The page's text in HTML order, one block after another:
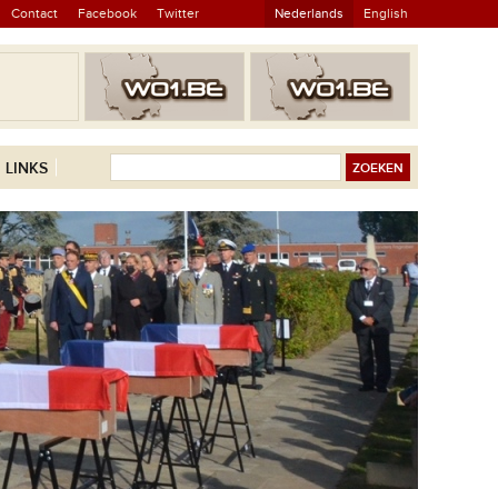
Contact Facebook Twitter Nederlands English
LINKS